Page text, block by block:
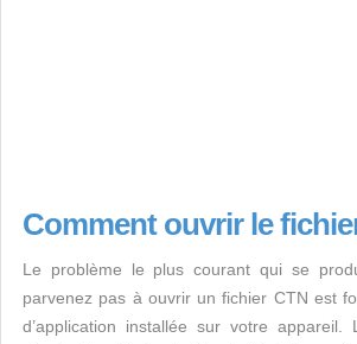
Comment ouvrir le
Le problème le plus courant qui se
parvenez pas à ouvrir un fichier CTN est
d’application installée sur votre